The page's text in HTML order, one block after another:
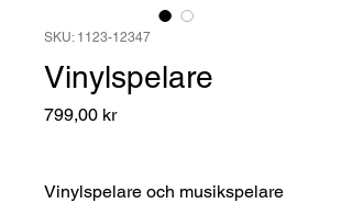
SKU: 1123-12347
Vinylspelare
799,00 krPris
Vinylspelare och musikspelare